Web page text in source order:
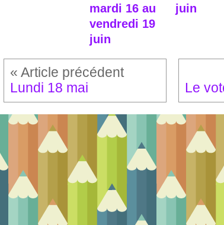
mardi 16 au
vendredi 19
juin
juin
Lundi 18 mai